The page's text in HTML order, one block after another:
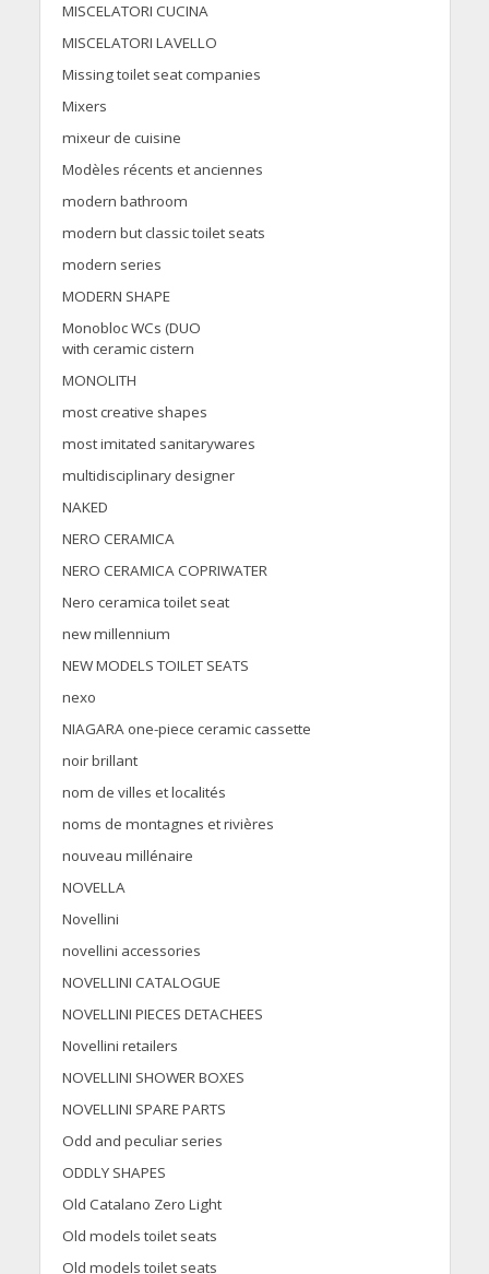
MISCELATORI CUCINA
MISCELATORI LAVELLO
Missing toilet seat companies
Mixers
mixeur de cuisine
Modèles récents et anciennes
modern bathroom
modern but classic toilet seats
modern series
MODERN SHAPE
Monobloc WCs (DUO
with ceramic cistern
MONOLITH
most creative shapes
most imitated sanitarywares
multidisciplinary designer
NAKED
NERO CERAMICA
NERO CERAMICA COPRIWATER
Nero ceramica toilet seat
new millennium
NEW MODELS TOILET SEATS
nexo
NIAGARA one-piece ceramic cassette
noir brillant
nom de villes et localités
noms de montagnes et rivières
nouveau millénaire
NOVELLA
Novellini
novellini accessories
NOVELLINI CATALOGUE
NOVELLINI PIECES DETACHEES
Novellini retailers
NOVELLINI SHOWER BOXES
NOVELLINI SPARE PARTS
Odd and peculiar series
ODDLY SHAPES
Old Catalano Zero Light
Old models toilet seats
Old models toilet seats